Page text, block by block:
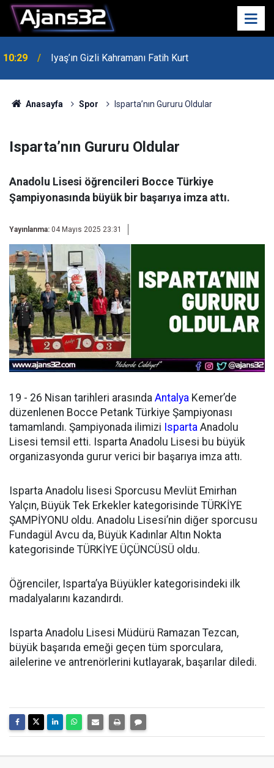
10:29 Iyaş’ın Gizli Kahramanı Fatih Kurt
00:52 Isparta'da Asker Eğlencesinde Kavga Çıktı
Anasayfa Spor Isparta’nın Gururu Oldular
Isparta’nın Gururu Oldular
Anadolu Lisesi öğrencileri Bocce Türkiye
Şampiyonasında büyük bir başarıya imza attı.
Yayınlanma: 04 Mayıs 2025 23:31
19 - 26 Nisan tarihleri arasında Antalya Kemer’de
düzenlenen Bocce Petank Türkiye Şampiyonası
tamamlandı. Şampiyonada ilimizi Isparta Anadolu
Lisesi temsil etti. Isparta Anadolu Lisesi bu büyük
organizasyonda gurur verici bir başarıya imza attı.
Isparta Anadolu lisesi Sporcusu Mevlüt Emirhan
Yalçın, Büyük Tek Erkekler kategorisinde TÜRKİYE
ŞAMPİYONU oldu. Anadolu Lisesi’nin diğer sporcusu
Fundagül Avcu da, Büyük Kadınlar Altın Nokta
kategorisinde TÜRKİYE ÜÇÜNCÜSÜ oldu.
Öğrenciler, Isparta’ya Büyükler kategorisindeki ilk
madalyalarını kazandırdı.
Isparta Anadolu Lisesi Müdürü Ramazan Tezcan,
büyük başarıda emeği geçen tüm sporculara,
ailelerine ve antrenörlerini kutlayarak, başarılar diledi.